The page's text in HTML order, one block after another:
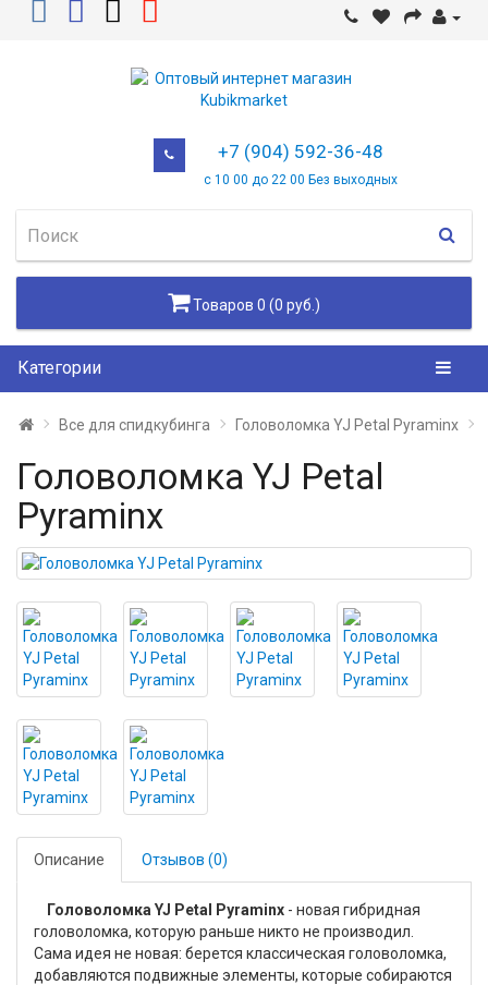
+7 (904) 592-36-48
с 10 00 до 22 00 Без выходных
Товаров 0 (0 руб.)
Категории
Все для спидкубинга Головоломка YJ Petal Pyraminx
Головоломка YJ Petal
Pyraminx
Описание Отзывов (0)
Головоломка YJ Petal Pyraminx - новая гибридная
головоломка, которую раньше никто не производил.
Сама идея не новая: берется классическая головоломка,
добавляются подвижные элементы, которые собираются